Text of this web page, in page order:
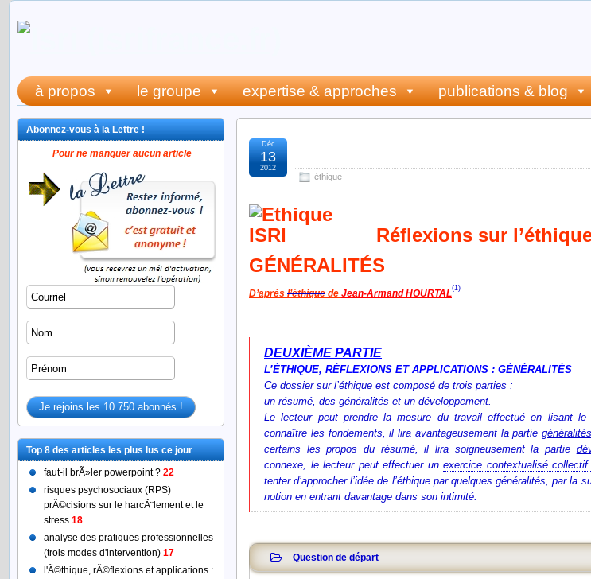
à propos le groupe expertise & approches publications & blog
éthique
Déc
13
2012
Réflexions sur
GÉNÉRALITÉS
D’après l’éthique de Jean-Armand HOURTAL(1)
DEUXIÈME PARTIE
L’ÉTHIQUE, RÉFLEXIONS ET APPLICATIONS : GÉNÉRALITÉS
Ce dossier sur l’éthique est composé de trois parties :
un résumé, des généralités et un développement.
Le lecteur peut prendre la mesure du travail effectué en lisant
connaître les fondements, il lira avantageusement la partie généralités
certains les propos du résumé, il lira soigneusement la partie
connexe, le lecteur peut effectuer un exercice contextualisé collectif
tenter d’approcher l’idée de l’éthique par quelques généralités, par la
notion en entrant davantage dans son intimité.
Question de départ
Abonnez-vous à la Lettre !
Pour ne manquer aucun article
Top 8 des articles les plus lus ce jour
faut-il brÃ»ler powerpoint ? 22
risques psychosociaux (RPS)
prÃ©cisions sur le harcÃ¨lement et le
stress 18
analyse des pratiques professionnelles
(trois modes d'intervention) 17
l'Ã©thique, rÃ©flexions et applications :